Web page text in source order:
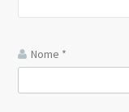
Nome *